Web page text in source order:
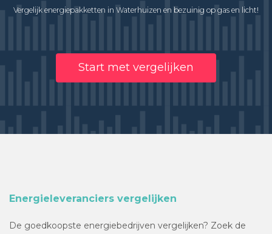
Vergelijk energiepakketten in Waterhuizen en bezuinig op gas en licht!
Start met vergelijken
Energieleveranciers vergelijken
De goedkoopste energiebedrijven vergelijken? Zoek de